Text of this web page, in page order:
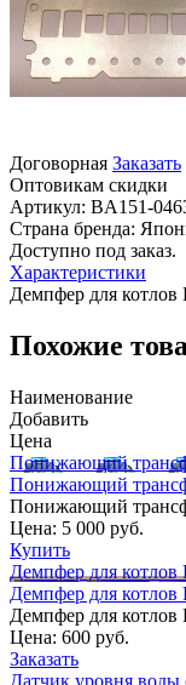
Договорная Заказать
Оптовикам скидки
Артикул: BA151-
Страна бренда:
Доступно под заказ.
Характеристики
Демпфер для
Похожие
Наименование
Добавить
Цена
Понижающий
Понижающий
Понижающий
Цена: 5 000 руб.
Купить
Демпфер для
Демпфер для
Демпфер для
Цена: 600 руб.
Заказать
Датчик уровня воды